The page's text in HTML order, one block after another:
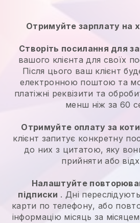
Отримуйте зарплату на
Створіть посилання для
вашого клієнта для своїх
Після цього ваш клієнт
електронною поштою та
платіжні реквізити та
менш ніж за 60
Отримуйте оплату за
клієнт запитує конкретну
до них з цитатою, яку
прийняти або
Налаштуйте
підписки . Дні
карти по телефону, або
інформацію місяць за